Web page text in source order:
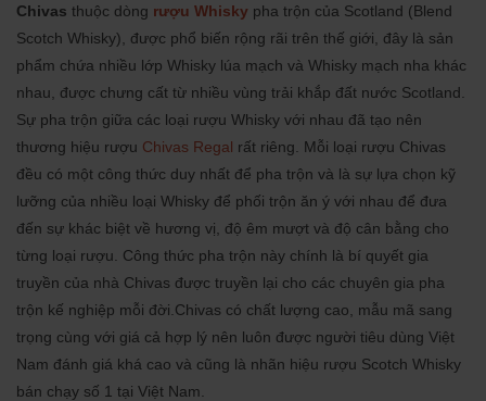
Chivas thuộc dòng rượu Whisky pha trộn của Scotland (Blend
Scotch Whisky), được phổ biến rộng rãi trên thế giới, đây là sản
phẩm chứa nhiều lớp Whisky lúa mạch và Whisky mạch nha khác
nhau, được chưng cất từ nhiều vùng trải khắp đất nước Scotland.
Sự pha trộn giữa các loại rượu Whisky với nhau đã tạo nên
thương hiệu rượu Chivas Regal rất riêng. Mỗi loại rượu Chivas
đều có một công thức duy nhất để pha trộn và là sự lựa chọn kỹ
lưỡng của nhiều loại Whisky để phối trộn ăn ý với nhau để đưa
đến sự khác biệt về hương vị, độ êm mượt và độ cân bằng cho
từng loại rượu. Công thức pha trộn này chính là bí quyết gia
truyền của nhà Chivas được truyền lại cho các chuyên gia pha
trộn kế nghiệp mỗi đời.Chivas có chất lượng cao, mẫu mã sang
trọng cùng với giá cả hợp lý nên luôn được người tiêu dùng Việt
Nam đánh giá khá cao và cũng là nhãn hiệu rượu Scotch Whisky
bán chạy số 1 tại Việt Nam.